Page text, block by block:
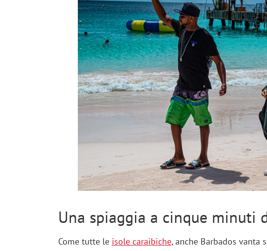
Una spiaggia a cinque minuti
Come tutte le isole caraibiche, anche Barbados vanta